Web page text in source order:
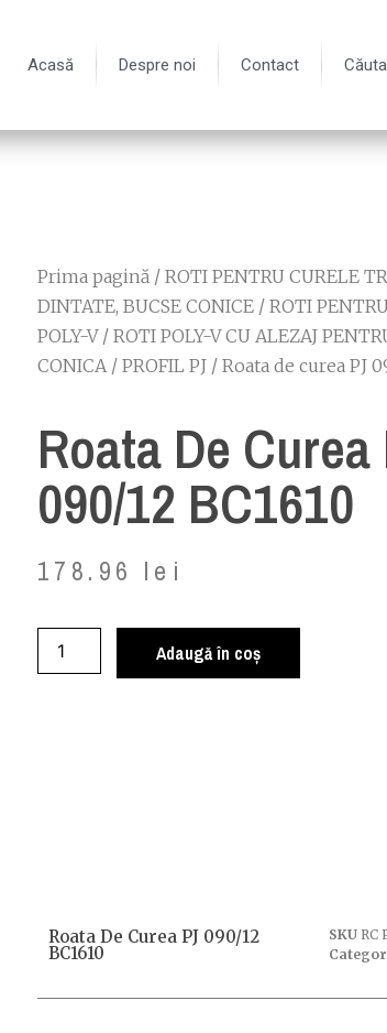
Acasă Despre noi Contact
Prima pagină / ROTI PENTRU CURELE
DINTATE, BUCSE CONICE / ROTI
POLY-V/ ROTI POLY-V CU ALEZAJ
CONICA/ PROFIL PJ / Roata de curea PJ
Roata De Curea
090/12 BC1610
178.96 lei
Adaugă în coș
Roata De Curea PJ 090/12
BC1610
SKU RC